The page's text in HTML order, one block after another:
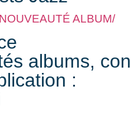
NOUVEAUTÉ ALBUM/
albums,
: